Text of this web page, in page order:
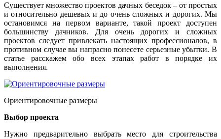
Существует множество проектов дачных беседок – от простых
и относительно дешевых и до очень сложных и дорогих. Мы
остановимся на первом варианте, такой проект доступен
большинству дачников. Для очень дорогих и сложных
проектов следует привлекать настоящих профессионалов, в
противном случае вы напрасно понесете серьезные убытки. В
статье расскажем обо всех этапах работ в порядке их
выполнения.
Ориентировочные размеры
Выбор проекта
Нужно предварительно выбрать место для строительства